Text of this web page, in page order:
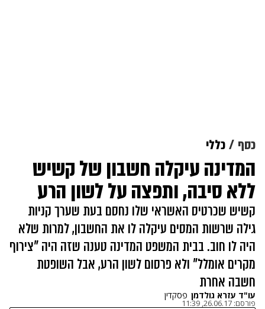
כסף כללי
המדינה עיקלה חשבון של קשיש
ללא סיבה, ותפצה על לשון הרע
קשיש שכרטיס האשראי שלו נחסם בעת שערך קניות
גילה שרשות המסים עיקלה לו את החשבון, למרות שלא
היה לו חוב. בבית המשפט המדינה טענה שזה היה "צירוף
מקרים אומלל" ולא פרסום לשון הרע, אבל השופטת
חשבה אחרת
עו"ד עזרא גולדמן פסקדין
פורסם: 26.06.17, 11:39